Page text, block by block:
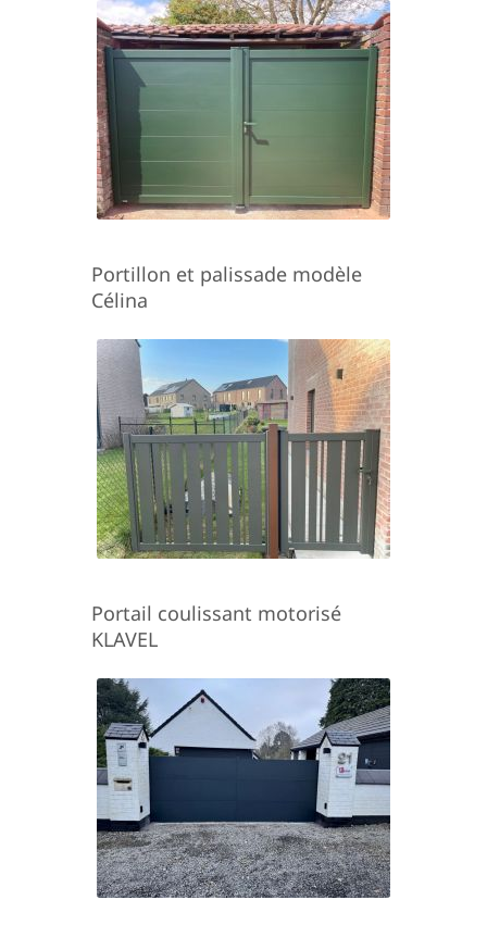
Portillon et palissade modèle
Célina
Portail coulissant motorisé
KLAVEL